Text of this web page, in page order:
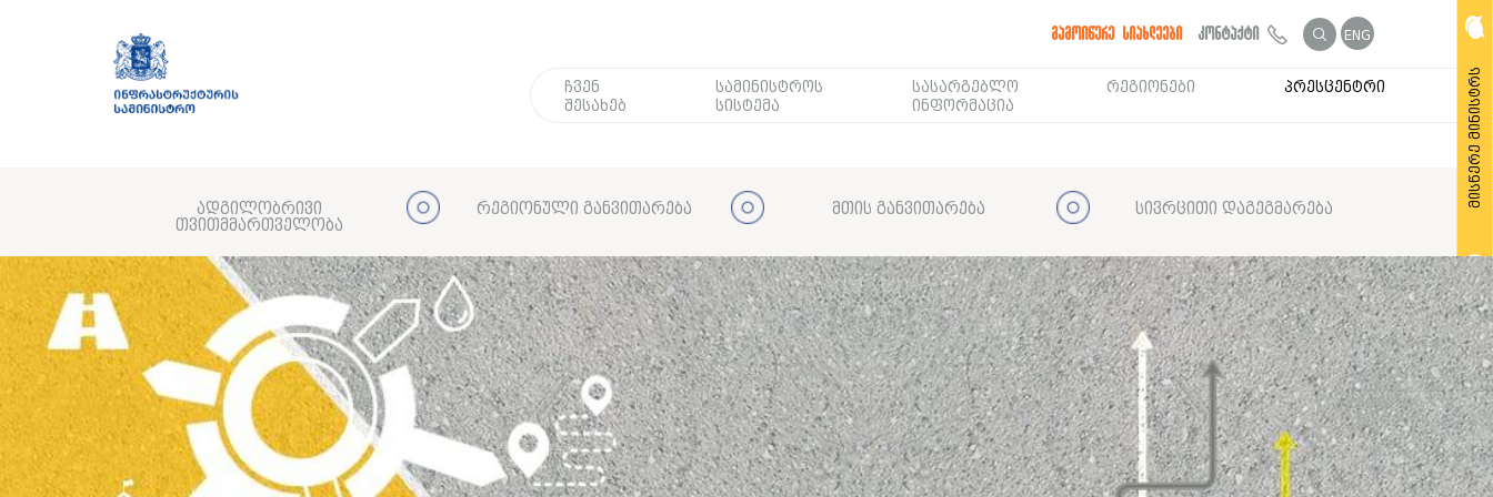
გამოიწერე სიახლეები კონტაქტი ENG
ჩვენ
შესახებ
სამინისტროს
სისტემა
სასარგებლო
ინფორმაცია
რეგიონები პრესცენტრი
ადგილობრივი
თვითმმართველობა
რეგიონული განვითარება მთის განვითარება სივრცითი დაგეგმარება
მისწერე მინისტრს
მოითხოვე საჯარო ინფორმაცია